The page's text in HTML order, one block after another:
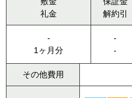
礼金
解約引
-
1ヶ月分
-
-
その他費用